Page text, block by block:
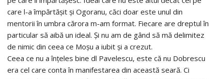
care l-a împărtăşit şi Ogoranu, căci doar este unul din
mentorii în umbra cărora m-am format. Fiecare are dreptul în
particular să aibă un ideal. Şi nu am de gând să mă delimitez
de nimic din ceea ce Moşu a iubit şi a crezut.
Ceea ce nu a înţeles bine dl Pavelescu, este că nu Dobrescu
era cel care conta în manifestarea din această seară. Ci